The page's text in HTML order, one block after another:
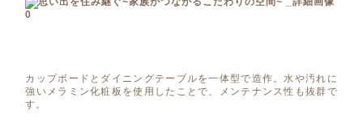
カップボードとダイニングテーブルを一体型で造作。水や汚れに
強いメラミン化粧板を使用したことで、メンテナンス性も抜群で
す。